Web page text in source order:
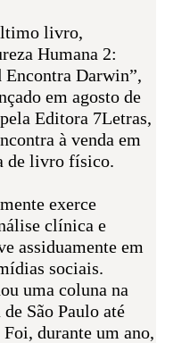
livro,
Humana 2:
Encontra Darwin”,
em agosto de
Editora 7Letras,
à venda em
de livro físico.
exerce
clínica e
assiduamente em
sociais.
uma coluna na
São Paulo até
Foi, durante um ano,